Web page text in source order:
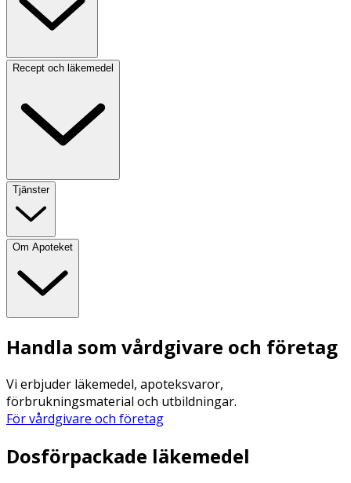
Recept och läkemedel
Tjänster
Om Apoteket
Handla som vårdgivare och företag
Vi erbjuder läkemedel, apoteksvaror,
förbrukningsmaterial och utbildningar.
För vårdgivare och företag
Dosförpackade läkemedel